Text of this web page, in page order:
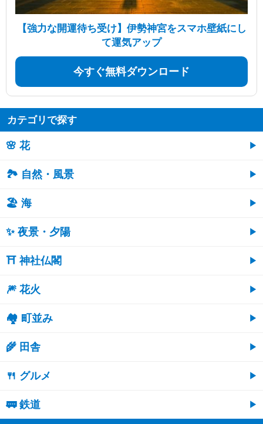
【強力な開運待ち受け】伊勢神宮をスマホ壁紙にし
て運気アップ
今すぐ無料ダウンロード
カテゴリで探す
🌸 花
🏞️ 自然・風景
🏖 海
✨ 夜景・夕陽
⛩ 神社仏閣
🎆 花火
🏘 町並み
🌾 田舎
🍴 グルメ
🚃 鉄道